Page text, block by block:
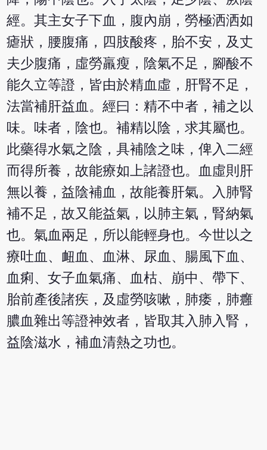
經。其主女子下血，腹內崩，勞極洒洒如
瘧狀，腰腹痛，四肢酸疼，胎不安，及丈
夫少腹痛，虛勞羸瘦，陰氣不足，腳酸不
能久立等證，皆由於精血虛，肝腎不足，
法當補肝益血。經曰：精不中者，補之以
味。味者，陰也。補精以陰，求其屬也。
此藥得水氣之陰，具補陰之味，俾入二經
而得所養，故能療如上諸證也。血虛則肝
無以養，益陰補血，故能養肝氣。入肺腎
補不足，故又能益氣，以肺主氣，腎納氣
也。氣血兩足，所以能輕身也。今世以之
療吐血、衄血、血淋、尿血、腸風下血、
血痢、女子血氣痛、血枯、崩中、帶下、
胎前產後諸疾，及虛勞咳嗽，肺痿，肺癰
膿血雜出等證神效者，皆取其入肺入腎，
益陰滋水，補血清熱之功也。